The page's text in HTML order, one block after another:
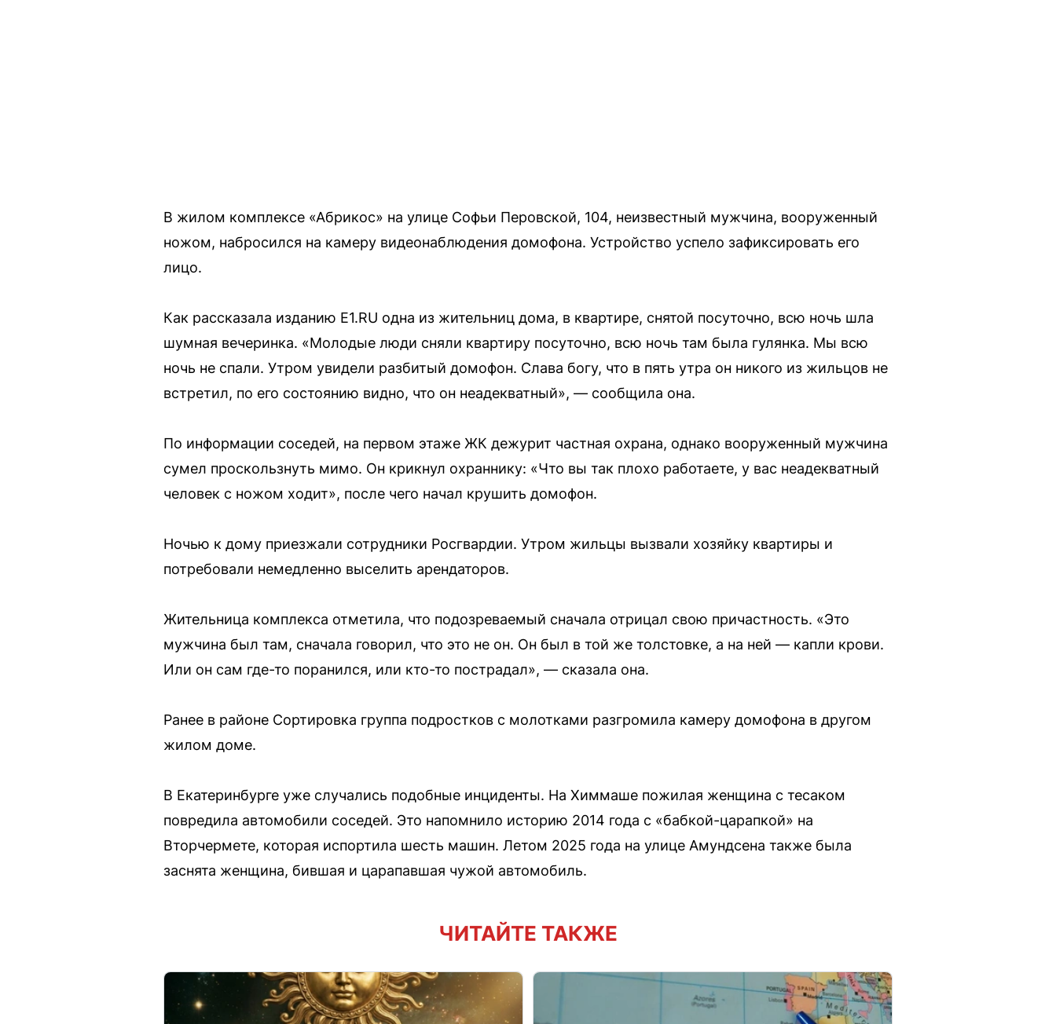
В жилом комплексе «Абрикос» на улице Софьи Перовской, 104, неизвестный мужчина, вооруженный
ножом, набросился на камеру видеонаблюдения домофона. Устройство успело зафиксировать его
лицо.
Как рассказала изданию E1.RU одна из жительниц дома, в квартире, снятой посуточно, всю ночь шла
шумная вечеринка. «Молодые люди сняли квартиру посуточно, всю ночь там была гулянка. Мы всю
ночь не спали. Утром увидели разбитый домофон. Слава богу, что в пять утра он никого из жильцов не
встретил, по его состоянию видно, что он неадекватный», — сообщила она.
По информации соседей, на первом этаже ЖК дежурит частная охрана, однако вооруженный мужчина
сумел проскользнуть мимо. Он крикнул охраннику: «Что вы так плохо работаете, у вас неадекватный
человек с ножом ходит», после чего начал крушить домофон.
Ночью к дому приезжали сотрудники Росгвардии. Утром жильцы вызвали хозяйку квартиры и
потребовали немедленно выселить арендаторов.
Жительница комплекса отметила, что подозреваемый сначала отрицал свою причастность. «Это
мужчина был там, сначала говорил, что это не он. Он был в той же толстовке, а на ней — капли крови.
Или он сам где-то поранился, или кто-то пострадал», — сказала она.
Ранее в районе Сортировка группа подростков с молотками разгромила камеру домофона в другом
жилом доме.
В Екатеринбурге уже случались подобные инциденты. На Химмаше пожилая женщина с тесаком
повредила автомобили соседей. Это напомнило историю 2014 года с «бабкой-царапкой» на
Вторчермете, которая испортила шесть машин. Летом 2025 года на улице Амундсена также была
заснята женщина, бившая и царапавшая чужой автомобиль.
ЧИТАЙТЕ ТАКЖЕ